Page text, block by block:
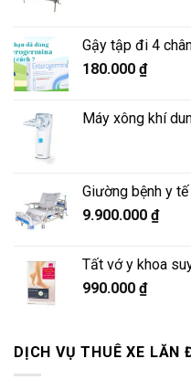
Gậy tập đi 4
180.000 ₫
Máy xông khí
Giường bệnh y
9.900.000 ₫
Tất vớ y khoa
990.000 ₫
DỊCH VỤ THUÊ XE LĂN